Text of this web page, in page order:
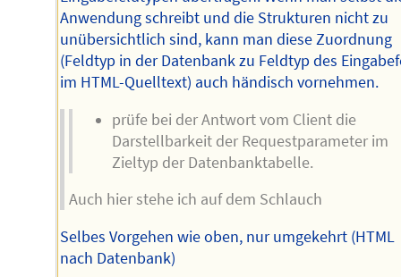
Anwendung schreibt und die Strukturen nicht zu
unübersichtlich sind, kann man diese Zuordnung
(Feldtyp in der Datenbank zu Feldtyp des
im HTML-Quelltext) auch händisch vornehmen.
prüfe bei der Antwort vom Client die
Darstellbarkeit der Requestparameter im
Zieltyp der Datenbanktabelle.
Auch hier stehe ich auf dem Schlauch
Selbes Vorgehen wie oben, nur umgekehrt (HTML
nach Datenbank)